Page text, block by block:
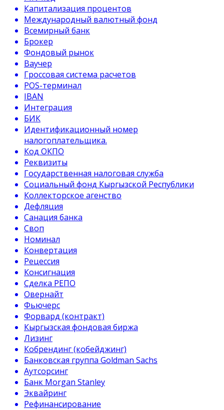
Капитализация процентов
Международный валютный фонд
Всемирный банк
Брокер
Фондовый рынок
Ваучер
Гроссовая система расчетов
POS-терминал
IBAN
Интеграция
БИК
Идентификационный номер
налогоплательщика.
Код ОКПО
Реквизиты
Государственная налоговая служба
Социальный фонд Кыргызской Республики
Коллекторское агенство
Дефляция
Санация банка
Своп
Номинал
Конвертация
Рецессия
Консигнация
Сделка РЕПО
Овернайт
Фьючерс
Форвард (контракт)
Кыргызская фондовая биржа
Лизинг
Кобрендинг (кобейджинг)
Банковская группа Goldman Sachs
Аутсорсинг
Банк Morgan Stanley
Эквайринг
Рефинансирование